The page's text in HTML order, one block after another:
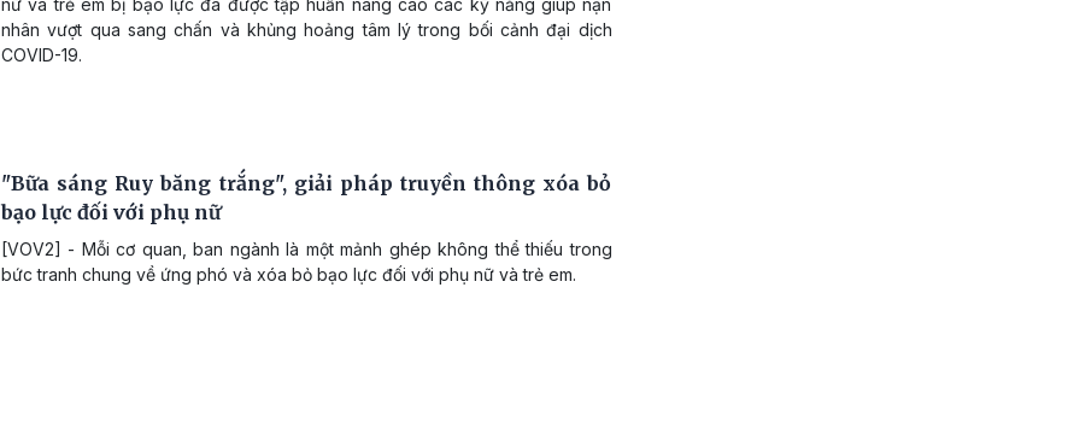
nữ và trẻ em bị bạo lực đã được tập huấn nâng cao các kỹ năng giúp nạn
nhân vượt qua sang chấn và khủng hoảng tâm lý trong bối cảnh đại dịch
COVID-19.
"Bữa sáng Ruy băng trắng", giải pháp truyền thông xóa bỏ
bạo lực đối với phụ nữ
[VOV2] - Mỗi cơ quan, ban ngành là một mảnh ghép không thể thiếu trong
bức tranh chung về ứng phó và xóa bỏ bạo lực đối với phụ nữ và trẻ em.